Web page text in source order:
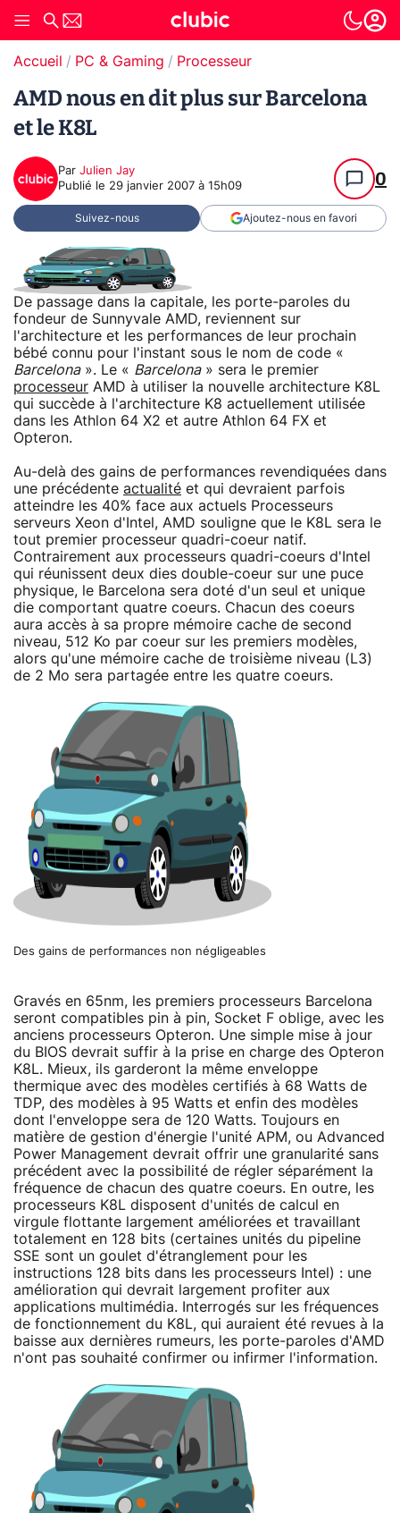
Accueil PC & Gaming Processeur
AMD nous en dit plus sur Barcelona
et le K8L
Par Julien Jay
Publié le 29 janvier 2007 à 15h09 0
Suivez-nous Ajoutez-nous en favori
De passage dans la capitale, les porte-paroles du
fondeur de Sunnyvale AMD, reviennent sur
l'architecture et les performances de leur prochain
bébé connu pour l'instant sous le nom de code «
Barcelona». Le « Barcelona» sera le premier
processeur AMD à utiliser la nouvelle architecture K8L
qui succède à l'architecture K8 actuellement utilisée
dans les Athlon 64 X2 et autre Athlon 64 FX et
Opteron.
Au-delà des gains de performances revendiquées dans
une précédente actualité et qui devraient parfois
atteindre les 40% face aux actuels Processeurs
serveurs Xeon d'Intel, AMD souligne que le K8L sera le
tout premier processeur quadri-coeur natif.
Contrairement aux processeurs quadri-coeurs d'Intel
qui réunissent deux dies double-coeur sur une puce
physique, le Barcelona sera doté d'un seul et unique
die comportant quatre coeurs. Chacun des coeurs
aura accès à sa propre mémoire cache de second
niveau, 512 Ko par coeur sur les premiers modèles,
alors qu'une mémoire cache de troisième niveau (L3)
de 2 Mo sera partagée entre les quatre coeurs.
Des gains de performances non négligeables
Gravés en 65nm, les premiers processeurs Barcelona
seront compatibles pin à pin, Socket F oblige, avec les
anciens processeurs Opteron. Une simple mise à jour
du BIOS devrait suffir à la prise en charge des Opteron
K8L. Mieux, ils garderont la même enveloppe
thermique avec des modèles certifiés à 68 Watts de
TDP, des modèles à 95 Watts et enfin des modèles
dont l'enveloppe sera de 120 Watts. Toujours en
matière de gestion d'énergie l'unité APM, ou Advanced
Power Management devrait offrir une granularité sans
précédent avec la possibilité de régler séparément la
fréquence de chacun des quatre coeurs. En outre, les
processeurs K8L disposent d'unités de calcul en
virgule flottante largement améliorées et travaillant
totalement en 128 bits (certaines unités du pipeline
SSE sont un goulet d'étranglement pour les
instructions 128 bits dans les processeurs Intel) : une
amélioration qui devrait largement profiter aux
applications multimédia. Interrogés sur les fréquences
de fonctionnement du K8L, qui auraient été revues à la
baisse aux dernières rumeurs, les porte-paroles d'AMD
n'ont pas souhaité confirmer ou infirmer l'information.